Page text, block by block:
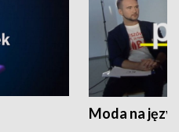
Moda na